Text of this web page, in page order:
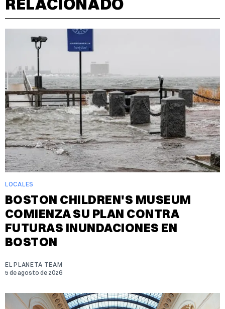
LOCALES
BOSTON CHILDREN'S MUSEUM
COMIENZA SU PLAN CONTRA
FUTURAS INUNDACIONES EN
BOSTON
EL PLANETA TEAM
5 de agosto de 2026